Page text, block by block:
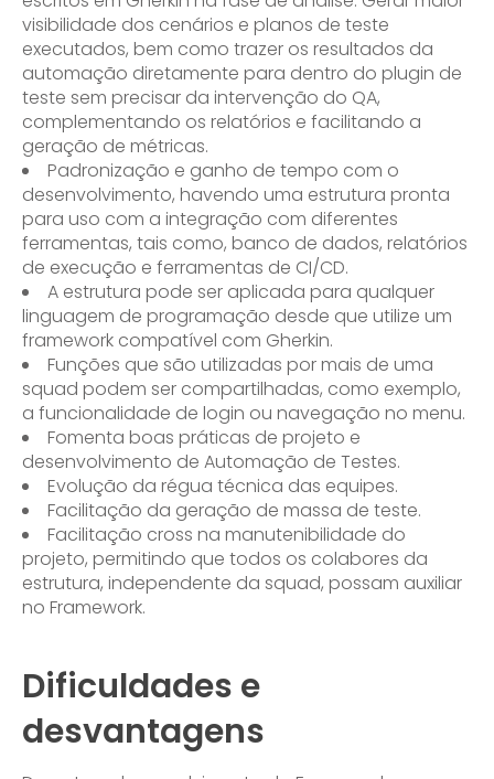
visibilidade dos cenários e planos de teste
executados, bem como trazer os resultados da
automação diretamente para dentro do plugin de
teste sem precisar da intervenção do QA,
complementando os relatórios e facilitando a
geração de métricas.
Padronização e ganho de tempo com o
desenvolvimento, havendo uma estrutura pronta
para uso com a integração com diferentes
ferramentas, tais como, banco de dados, relatórios
de execução e ferramentas de CI/CD.
A estrutura pode ser aplicada para qualquer
linguagem de programação desde que utilize um
framework compatível com Gherkin.
Funções que são utilizadas por mais de uma
squad podem ser compartilhadas, como exemplo,
a funcionalidade de login ou navegação no menu.
Fomenta boas práticas de projeto e
desenvolvimento de Automação de Testes.
Evolução da régua técnica das equipes.
Facilitação da geração de massa de teste.
Facilitação cross na manutenibilidade do
projeto, permitindo que todos os colabores da
estrutura, independente da squad, possam auxiliar
no Framework.
Dificuldades e
desvantagens